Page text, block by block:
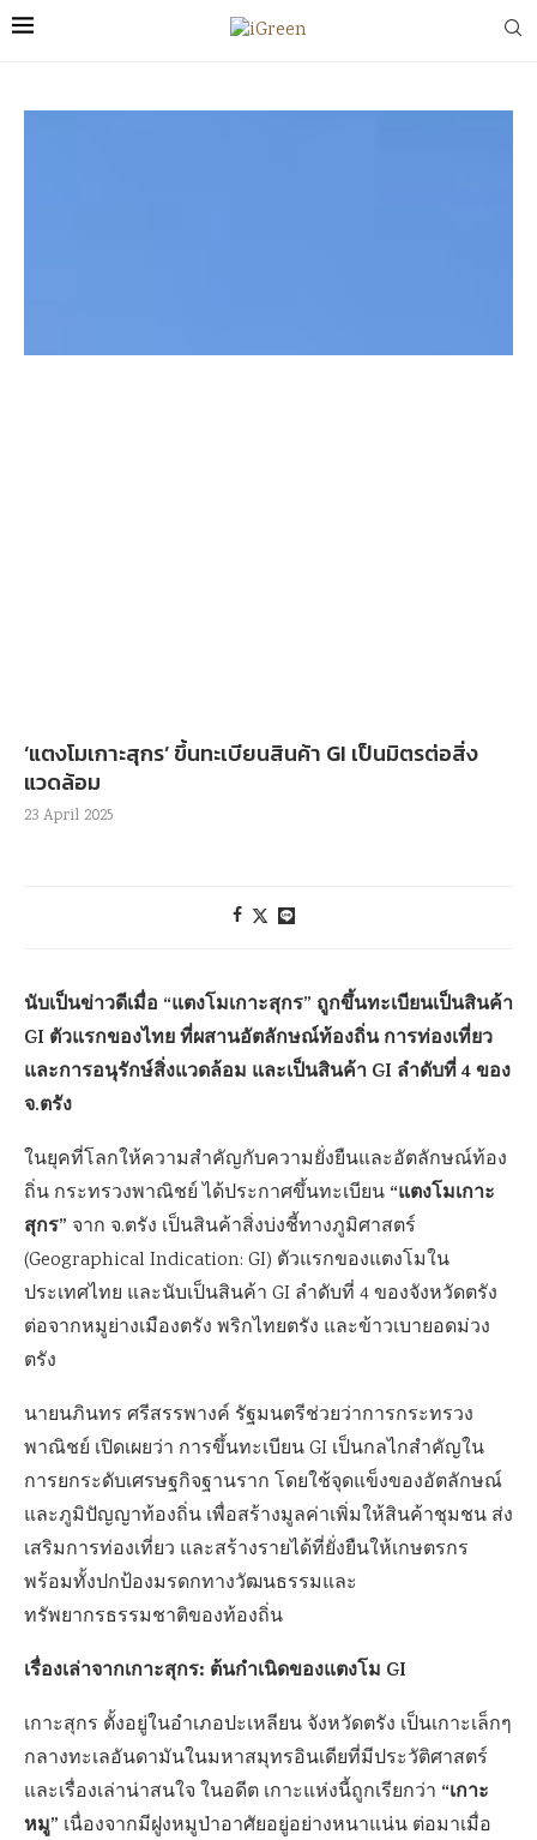
‘แตงโมเกาะสุกร’ ขึ้นทะเบียนสินค้า GI เป็นมิตรต่อสิ่ง
แวดล้อม
23 April 2025
นับเป็นข่าวดีเมื่อ “แตงโมเกาะสุกร” ถูกขึ้นทะเบียนเป็นสินค้า
GI ตัวแรกของไทย ที่ผสานอัตลักษณ์ท้องถิ่น การท่องเที่ยว
และการอนุรักษ์สิ่งแวดล้อม และเป็นสินค้า GI ลำดับที่ 4 ของ
จ.ตรัง
ในยุคที่โลกให้ความสำคัญกับความยั่งยืนและอัตลักษณ์ท้อง
ถิ่น กระทรวงพาณิชย์ ได้ประกาศขึ้นทะเบียน “แตงโมเกาะ
สุกร” จาก จ.ตรัง เป็นสินค้าสิ่งบ่งชี้ทางภูมิศาสตร์
(Geographical Indication: GI) ตัวแรกของแตงโมใน
ประเทศไทย และนับเป็นสินค้า GI ลำดับที่ 4 ของจังหวัดตรัง
ต่อจากหมูย่างเมืองตรัง พริกไทยตรัง และข้าวเบายอดม่วง
ตรัง
นายนภินทร ศรีสรรพางค์ รัฐมนตรีช่วยว่าการกระทรวง
พาณิชย์ เปิดเผยว่า การขึ้นทะเบียน GI เป็นกลไกสำคัญใน
การยกระดับเศรษฐกิจฐานราก โดยใช้จุดแข็งของอัตลักษณ์
และภูมิปัญญาท้องถิ่น เพื่อสร้างมูลค่าเพิ่มให้สินค้าชุมชน ส่ง
เสริมการท่องเที่ยว และสร้างรายได้ที่ยั่งยืนให้เกษตรกร
พร้อมทั้งปกป้องมรดกทางวัฒนธรรมและ
ทรัพยากรธรรมชาติของท้องถิ่น
เรื่องเล่าจากเกาะสุกร: ต้นกำเนิดของแตงโม GI
เกาะสุกร ตั้งอยู่ในอำเภอปะเหลียน จังหวัดตรัง เป็นเกาะเล็กๆ
กลางทะเลอันดามันในมหาสมุทรอินเดียที่มีประวัติศาสตร์
และเรื่องเล่าน่าสนใจ ในอดีต เกาะแห่งนี้ถูกเรียกว่า “เกาะ
หมู” เนื่องจากมีฝูงหมูป่าอาศัยอยู่อย่างหนาแน่น ต่อมาเมื่อ